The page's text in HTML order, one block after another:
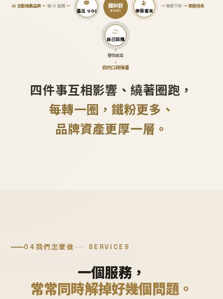
鐵粉群
越滾越大 帶新客來
→業績不掉 →業績增長
自己回購
↓
替你說話
↓
自然口碑傳播
產出 UGC
AI 主動推薦品牌←被 AI 推薦 ←
四件事互相影響、繞著圈跑，
每轉一圈，鐵粉更多、
品牌資產更厚一層。
04我們怎麼做 SERVICES
一個服務，
常常同時解掉好幾個問題。